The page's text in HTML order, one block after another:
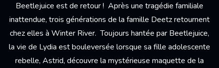
Beetlejuice est de retour ! Après une tragédie familiale
inattendue, trois générations de la famille Deetz retournent
chez elles à Winter River. Toujours hantée par Beetlejuice,
la vie de Lydia est bouleversée lorsque sa fille adolescente
rebelle, Astrid, découvre la mystérieuse maquette de la